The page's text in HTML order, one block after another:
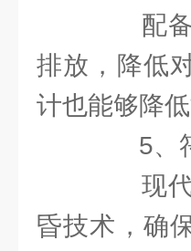
配备
排放，降低
计也能够降
5、符
现代
昏技术，确